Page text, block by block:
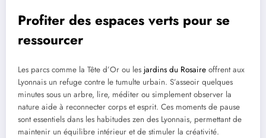
Profiter des espaces verts pour se
ressourcer
Les parcs comme la Tête d’Or ou les jardins du Rosaire offrent aux
Lyonnais un refuge contre le tumulte urbain. S’asseoir quelques
minutes sous un arbre, lire, méditer ou simplement observer la
nature aide à reconnecter corps et esprit. Ces moments de pause
sont essentiels dans les habitudes zen des Lyonnais, permettant de
maintenir un équilibre intérieur et de stimuler la créativité.